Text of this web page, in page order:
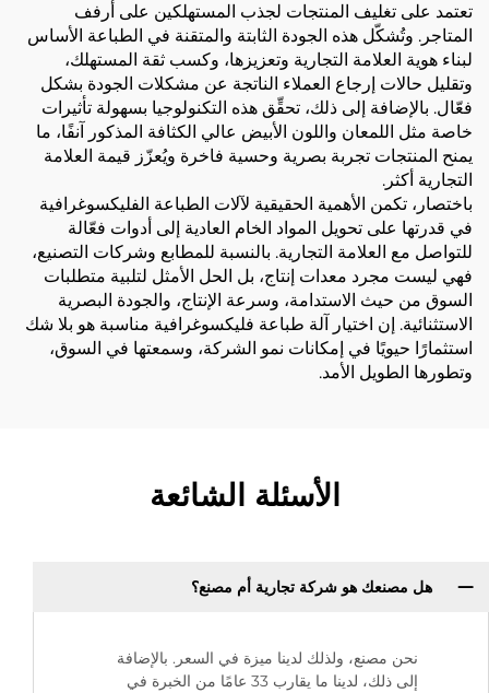
تعتمد على تغليف المنتجات لجذب المستهلكين على أرفف
المتاجر. وتُشكّل هذه الجودة الثابتة والمتقنة في الطباعة الأساس
لبناء هوية العلامة التجارية وتعزيزها، وكسب ثقة المستهلك،
وتقليل حالات إرجاع العملاء الناتجة عن مشكلات الجودة بشكل
فعّال. بالإضافة إلى ذلك، تحقِّق هذه التكنولوجيا بسهولة تأثيرات
خاصة مثل اللمعان واللون الأبيض عالي الكثافة المذكور آنفًا، ما
يمنح المنتجات تجربة بصرية وحسية فاخرة ويُعزّز قيمة العلامة
التجارية أكثر.
باختصار، تكمن الأهمية الحقيقية لآلات الطباعة الفليكسوغرافية
في قدرتها على تحويل المواد الخام العادية إلى أدوات فعّالة
للتواصل مع العلامة التجارية. بالنسبة للمطابع وشركات التصنيع،
فهي ليست مجرد معدات إنتاج، بل الحل الأمثل لتلبية متطلبات
السوق من حيث الاستدامة، وسرعة الإنتاج، والجودة البصرية
الاستثنائية. إن اختيار آلة طباعة فليكسوغرافية مناسبة هو بلا شك
استثمارًا حيويًا في إمكانات نمو الشركة، وسمعتها في السوق،
وتطورها الطويل الأمد.
الأسئلة الشائعة
هل مصنعك هو شركة تجارية أم مصنع؟
نحن مصنع، ولذلك لدينا ميزة في السعر. بالإضافة
إلى ذلك، لدينا ما يقارب 33 عامًا من الخبرة في